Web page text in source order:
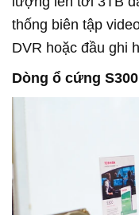
thống biên tập
DVR hoặc đầu ghi
Dòng ổ cứng